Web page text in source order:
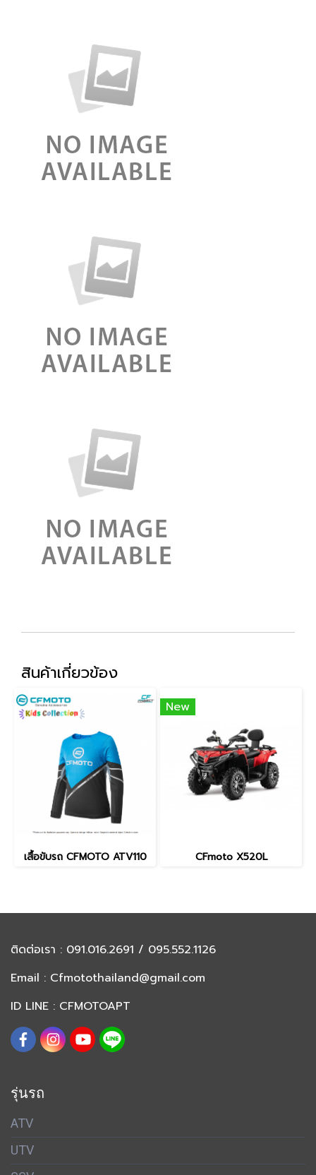
สินค้าเกี่ยวข้อง
เสื้อขับรถ CFMOTO ATV110
New
CFmoto X520L
ติดต่อเรา : 091.016.2691 / 095.552.1126
Email : Cfmotothailand@gmail.com
ID LINE : CFMOTOAPT
รุ่นรถ
ATV
UTV